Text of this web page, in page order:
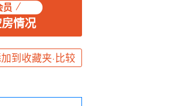
员
情况
到收藏夹·比较